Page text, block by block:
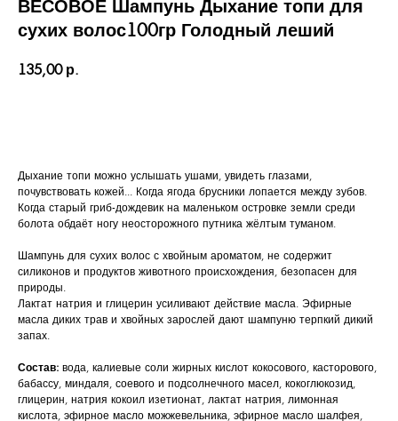
ВЕСОВОЕ Шампунь Дыхание топи для
сухих волос100гр Голодный леший
135,00 р.
Дыхание топи можно услышать ушами, увидеть глазами,
почувствовать кожей... Когда ягода брусники лопается между зубов.
Когда старый гриб-дождевик на маленьком островке земли среди
болота обдаёт ногу неосторожного путника жёлтым туманом.
Шампунь для сухих волос с хвойным ароматом, не содержит
силиконов и продуктов животного происхождения, безопасен для
природы.
Лактат натрия и глицерин усиливают действие масла. Эфирные
масла диких трав и хвойных зарослей дают шампуню терпкий дикий
запах.
Состав: вода, калиевые соли жирных кислот кокосового, касторового,
бабассу, миндаля, соевого и подсолнечного масел, кокоглюкозид,
глицерин, натрия кокоил изетионат, лактат натрия, лимонная
кислота, эфирное масло можжевельника, эфирное масло шалфея,